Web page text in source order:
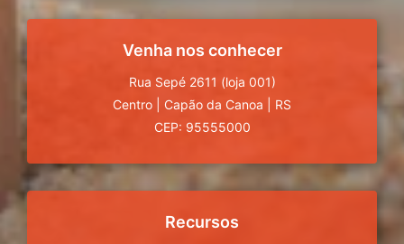
Venha nos conhecer
Rua Sepé 2611 (loja 001)
Centro
Capão da Canoa
RS
CEP: 95555000
Recursos